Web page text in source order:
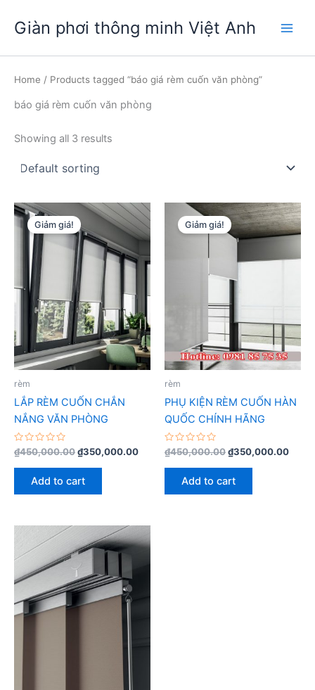
dung
Giàn phơi thông minh Việt Anh
Home / Products tagged “báo giá rèm cuốn văn phòng”
báo giá rèm cuốn văn phòng
Showing all 3 results
Giảm giá!
rèm
LẮP RÈM CUỐN CHẮN
NẮNG VĂN PHÒNG
Rated
0
out
₫450,000.00₫350,000.00
Add to cart
Giảm giá!
rèm
PHỤ KIỆN RÈM CUỐN HÀN
QUỐC CHÍNH HÃNG
Rated
0
out
₫450,000.00₫350,000.00
Add to cart